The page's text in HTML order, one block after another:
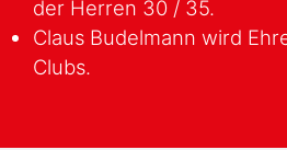
der Herren 30 / 35.
Claus Budelmann wird
Clubs.